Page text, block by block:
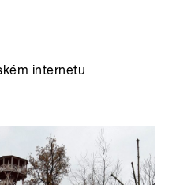
internetu